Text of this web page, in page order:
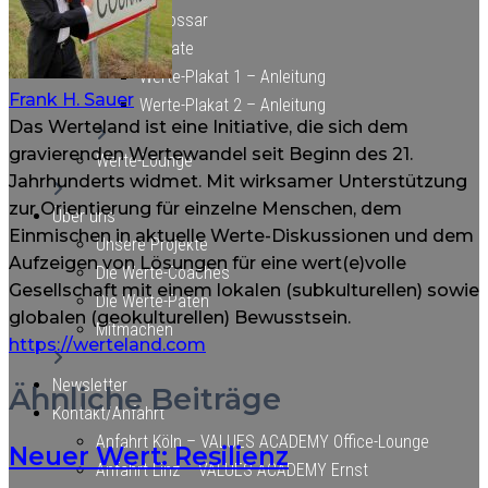
WESION-Glossar
Werte-Plakate
Werte-Plakat 1 – Anleitung
Werte-Plakat 2 – Anleitung
Werte-Lounge
Über uns
Unsere Projekte
Die Werte-Coaches
Die Werte-Paten
Mitmachen
Newsletter
Kontakt/Anfahrt
Anfahrt Köln – VALUES ACADEMY Office-Lounge
Anfahrt Linz – VALUES ACADEMY Ernst
Frank H. Sauer
Das Werteland ist eine Initiative, die sich dem
gravierenden Wertewandel seit Beginn des 21.
Jahrhunderts widmet. Mit wirksamer Unterstützung
zur Orientierung für einzelne Menschen, dem
Einmischen in aktuelle Werte-Diskussionen und dem
Aufzeigen von Lösungen für eine wert(e)volle
Gesellschaft mit einem lokalen (subkulturellen) sowie
globalen (geokulturellen) Bewusstsein.
https://werteland.com
Ähnliche Beiträge
Neuer Wert: Resilienz